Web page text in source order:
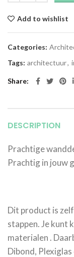
Add to wishlist
Categories:
Tags: architectuur,
Share
DESCRIPTION
Prachtige
Prachtig in jouw
Dit product is
stappen. Je kunt
materialen .
Dibond,